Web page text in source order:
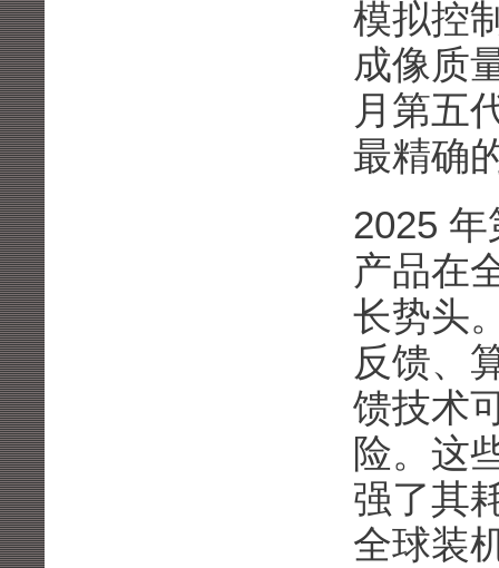
模拟控
成像质
月第五
最精确
2025
产品在
长势头
反馈、
馈技术
险。这
强了其
全球装